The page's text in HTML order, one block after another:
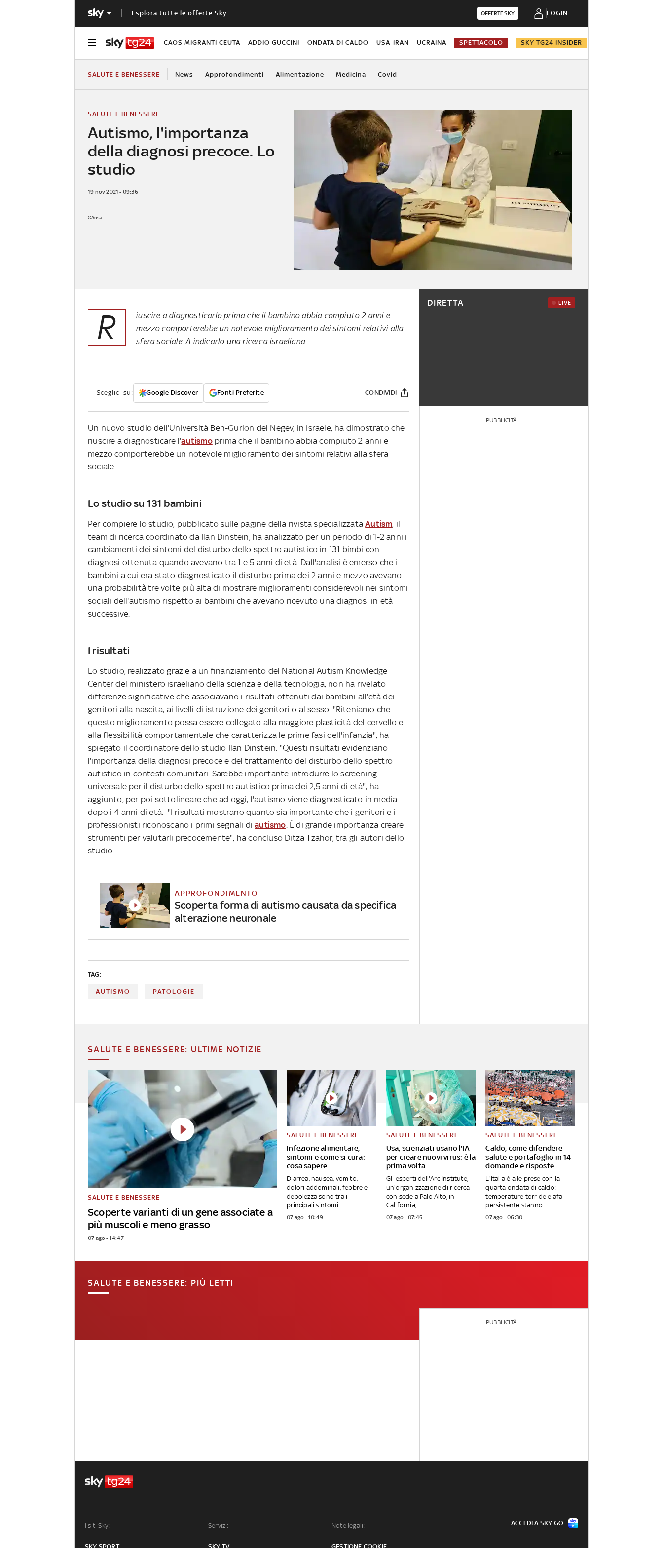
Esplora tutte le offerte Sky OFFERTE SKY LOGIN
CAOS MIGRANTI CEUTA ADDIO GUCCINI ONDATA DI CALDO USA-IRAN UCRAINA SPETTACOLO SKY TG24 INSIDER
SALUTE E BENESSERE News Approfondimenti Alimentazione Medicina Covid
Autismo, l'importanza
della diagnosi precoce. Lo
studio
SALUTE E BENESSERE
19 nov 2021 - 09:36
©Ansa
R
iuscire a diagnosticarlo prima che il bambino abbia compiuto 2 anni e
mezzo comporterebbe un notevole miglioramento dei sintomi relativi alla
sfera sociale. A indicarlo una ricerca israeliana
Sceglici su: Google Discover Fonti Preferite CONDIVIDI
Un nuovo studio dell'Università Ben-Gurion del Negev, in Israele, ha dimostrato che
riuscire a diagnosticare l'autismoprima che il bambino abbia compiuto 2 anni e
mezzo comporterebbe un notevole miglioramento dei sintomi relativi alla sfera
sociale.
Lo studio su 131 bambini
Per compiere lo studio, pubblicato sulle pagine della rivista specializzataAutism, il
team di ricerca coordinato da Ilan Dinstein, ha analizzato per un periodo di 1-2 anni i
cambiamenti dei sintomi del disturbo dello spettro autistico in 131 bimbi con
diagnosi ottenuta quando avevano tra 1 e 5 anni di età. Dall'analisi è emerso che i
bambini a cui era stato diagnosticato il disturbo prima dei 2 anni e mezzo avevano
una probabilità tre volte più alta di mostrare miglioramenti considerevoli nei sintomi
sociali dell'autismo rispetto ai bambini che avevano ricevuto una diagnosi in età
successive.
I risultati
Lo studio, realizzato grazie a un finanziamento del National Autism Knowledge
Center del ministero israeliano della scienza e della tecnologia, non ha rivelato
differenze significative che associavano i risultati ottenuti dai bambini all'età dei
genitori alla nascita, ai livelli di istruzione dei genitori o al sesso. "Riteniamo che
questo miglioramento possa essere collegato alla maggiore plasticità del cervello e
alla flessibilità comportamentale che caratterizza le prime fasi dell'infanzia", ha
spiegato il coordinatore dello studio Ilan Dinstein. "Questi risultati evidenziano
l'importanza della diagnosi precoce e del trattamento del disturbo dello spettro
autistico in contesti comunitari. Sarebbe importante introdurre lo screening
universale per il disturbo dello spettro autistico prima dei 2,5 anni di età", ha
aggiunto, per poi sottolineare che ad oggi, l'autismo viene diagnosticato in media
dopo i 4 anni di età. "I risultati mostrano quanto sia importante che i genitori e i
professionisti riconoscano i primi segnali diautismo . È di grande importanza creare
strumenti per valutarli precocemente", ha concluso Ditza Tzahor, tra gli autori dello
studio.
APPROFONDIMENTO
Scoperta forma di autismo causata da specifica
alterazione neuronale
TAG:
AUTISMO PATOLOGIE
DIRETTA LIVE
PUBBLICITÀ
SALUTE E BENESSERE: ULTIME NOTIZIE
Scoperte varianti di un gene associate a
più muscoli e meno grasso
SALUTE E BENESSERE
07 ago - 14:47
Infezione alimentare,
sintomi e come si cura:
cosa sapere
SALUTE E BENESSERE
Diarrea, nausea, vomito,
dolori addominali, febbre e
debolezza sono tra i
principali sintomi...
07 ago - 10:49
Usa, scienziati usano l'IA
per creare nuovi virus: è la
prima volta
SALUTE E BENESSERE
Gli esperti dell'Arc Institute,
un'organizzazione di ricerca
con sede a Palo Alto, in
California,...
07 ago - 07:45
Caldo, come difendere
salute e portafoglio in 14
domande e risposte
SALUTE E BENESSERE
L'Italia è alle prese con la
quarta ondata di caldo:
temperature torride e afa
persistente stanno...
07 ago - 06:30
SALUTE E BENESSERE: PIÙ LETTI
PUBBLICITÀ
I siti Sky:
SKY SPORT
Servizi:
SKY TV
Note legali:
GESTIONE COOKIE
ACCEDI A SKY GO